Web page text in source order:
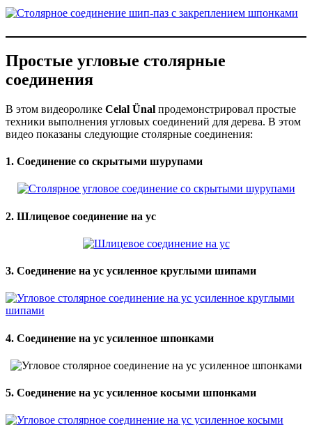
Простые угловые столярные
соединения
В этом видеоролике Celal Ünal продемонстрировал простые
техники выполнения угловых соединений для дерева. В этом
видео показаны следующие столярные соединения:
1. Соединение со скрытыми шурупами
2. Шлицевое соединение на ус
3. Соединение на ус усиленное круглыми шипами
4. Соединение на ус усиленное шпонками
5. Соединение на ус усиленное косыми шпонками